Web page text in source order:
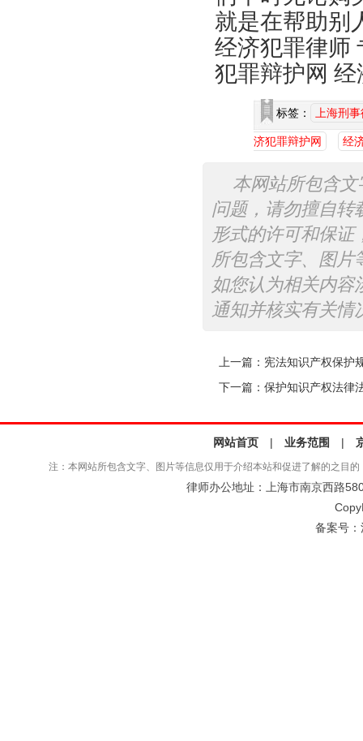
就是在帮助别
经济犯罪律师
犯罪辩护网
标签： 上海刑
济犯罪辩护网 经
本网站所包含
问题，请勿擅自转
形式的许可和保证
所包含文字、图片
如您认为相关内容
通知并核实有关情
上一篇： 宪法知识产权保护
下一篇： 保护知识产权法律
网站首页 | 业务范围 |
注：本网站所包含文字、图片等信息仅用于介绍本站和促进了解的之目
律师办公地址：上海市南京西路
备案号：